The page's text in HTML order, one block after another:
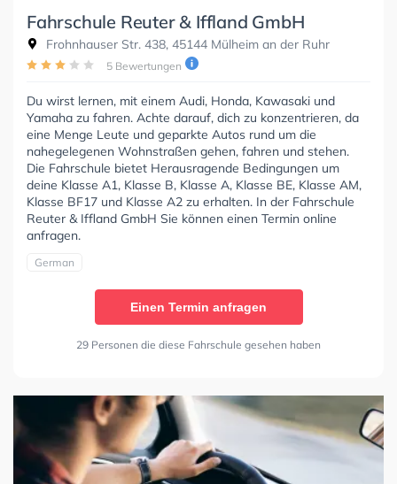
Fahrschule Reuter & Iffland GmbH
Frohnhauser Str. 438, 45144 Mülheim an der Ruhr
5 Bewertungen
Du wirst lernen, mit einem Audi, Honda, Kawasaki und
Yamaha zu fahren. Achte darauf, dich zu konzentrieren, da
eine Menge Leute und geparkte Autos rund um die
nahegelegenen Wohnstraßen gehen, fahren und stehen.
Die Fahrschule bietet Herausragende Bedingungen um
deine Klasse A1, Klasse B, Klasse A, Klasse BE, Klasse AM,
Klasse BF17 und Klasse A2 zu erhalten. In der Fahrschule
Reuter & Iffland GmbH Sie können einen Termin online
anfragen.
German
Einen Termin anfragen
29 Personen die diese Fahrschule gesehen haben